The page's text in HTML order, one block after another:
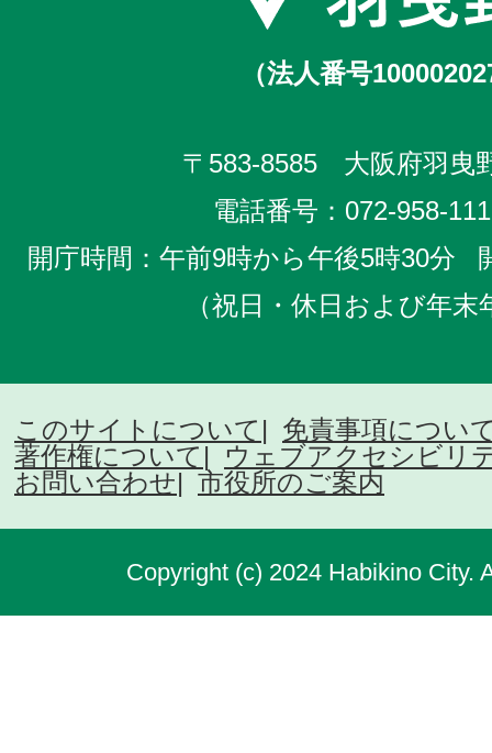
（法人番号
〒583-8585 大阪府羽曳
電話番号： 072-958-
開庁時間：午前9時から午後5時30分
（祝日・休日および年
このサイトについて
免責事項につい
著作権について
ウェブアクセシビリ
お問い合わせ
市役所のご案内
Copyright (c) 2024 Habikino City.